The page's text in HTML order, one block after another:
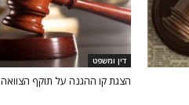
דין ומשפט
הצגת קו ההגנה על תוקף הצוואה